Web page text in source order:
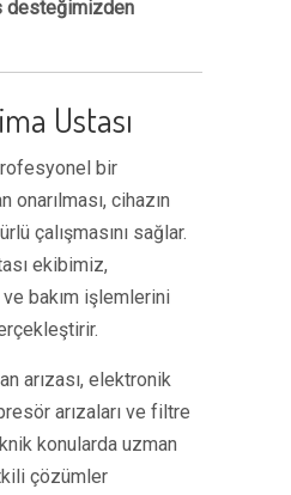
desteğimizden
Ustası
bir
onarılması, cihazın
çalışmasını sağlar.
ekibimiz,
ve bakım işlemlerini
arızası, elektronik
arızaları ve filtre
konularda uzman
çözümler